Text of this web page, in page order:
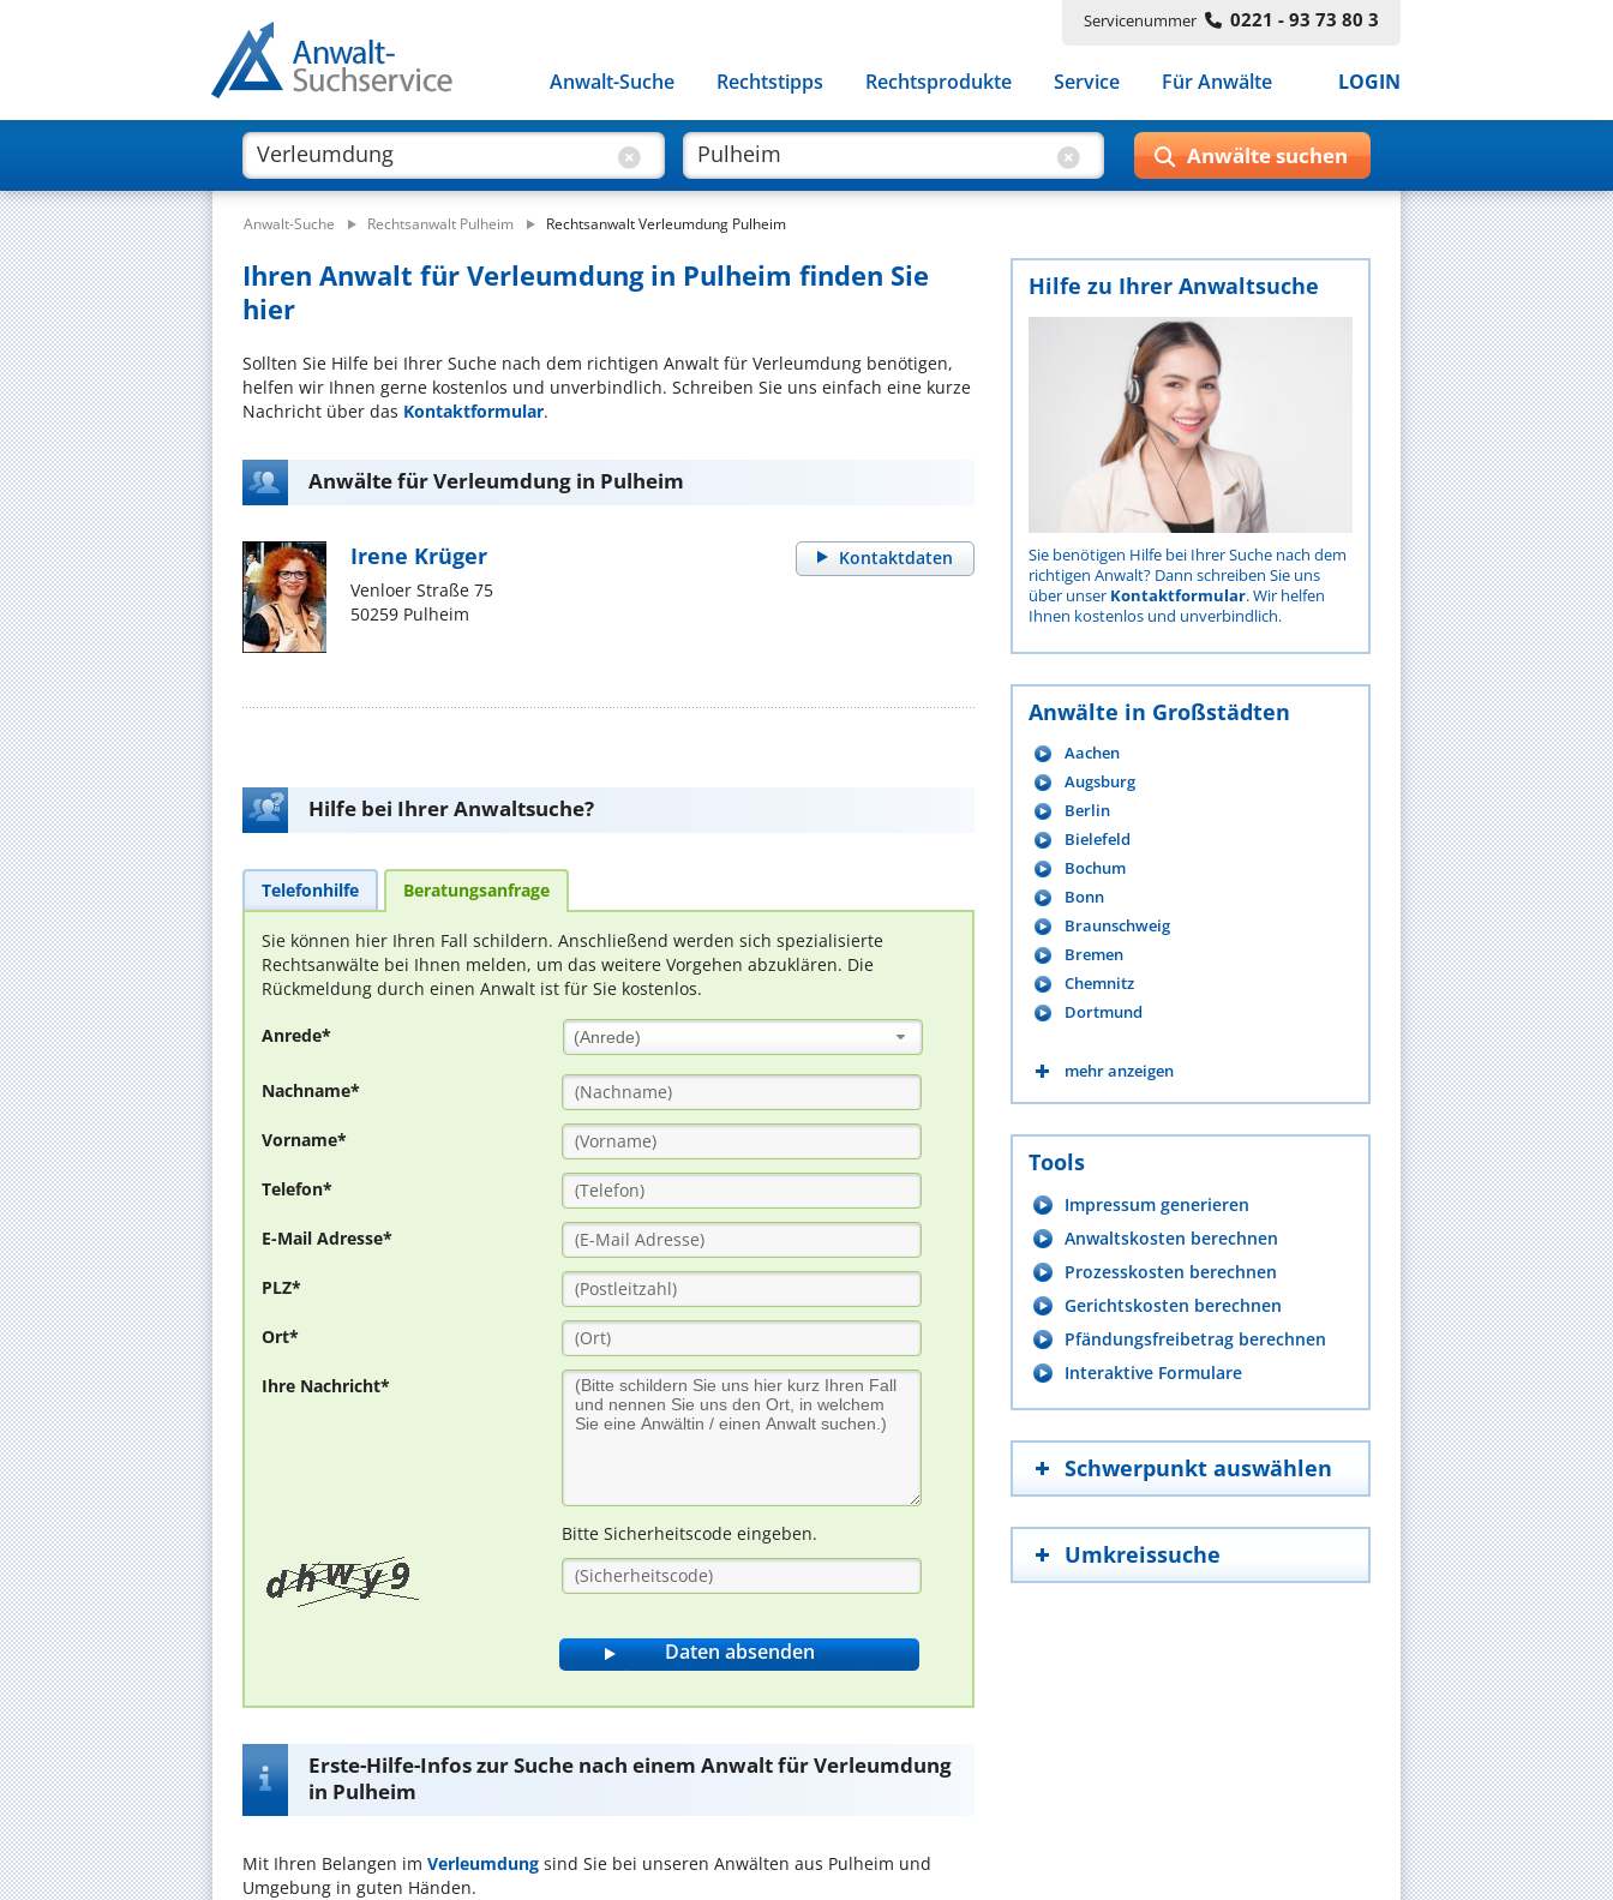
Servicenummer 0221 - 93 73 80 3
Anwalt-Suche Rechtstipps Rechtsprodukte Service Für Anwälte LOGIN
Anwalt-Suche Rechtsanwalt Pulheim Rechtsanwalt Verleumdung Pulheim
Ihren Anwalt für Verleumdung in Pulheim finden Sie
hier
Sollten Sie Hilfe bei Ihrer Suche nach dem richtigen Anwalt für Verleumdung benötigen,
helfen wir Ihnen gerne kostenlos und unverbindlich. Schreiben Sie uns einfach eine kurze
Nachricht über das Kontaktformular.
Anwälte für Verleumdung in Pulheim
Kontaktdaten
Irene Krüger
Venloer Straße 75
50259 Pulheim
Hilfe bei Ihrer Anwaltsuche?
Telefonhilfe Beratungsanfrage
Sie können hier Ihren Fall schildern. Anschließend werden sich spezialisierte
Rechtsanwälte bei Ihnen melden, um das weitere Vorgehen abzuklären. Die
Rückmeldung durch einen Anwalt ist für Sie kostenlos.
Anrede* (Anrede)
Nachname*
Vorname*
Telefon*
E-Mail Adresse*
PLZ*
Ort*
Ihre Nachricht*
Bitte Sicherheitscode eingeben.
Erste-Hilfe-Infos zur Suche nach einem Anwalt für Verleumdung
in Pulheim
Mit Ihren Belangen im Verleumdung sind Sie bei unseren Anwälten aus Pulheim und
Umgebung in guten Händen.
Hilfe zu Ihrer Anwaltsuche
Sie benötigen Hilfe bei Ihrer Suche nach dem
richtigen Anwalt? Dann schreiben Sie uns
über unser Kontaktformular. Wir helfen
Ihnen kostenlos und unverbindlich.
Anwälte in Großstädten
Aachen
Augsburg
Berlin
Bielefeld
Bochum
Bonn
Braunschweig
Bremen
Chemnitz
Dortmund
mehr anzeigen
Tools
Impressum generieren
Anwaltskosten berechnen
Prozesskosten berechnen
Gerichtskosten berechnen
Pfändungsfreibetrag berechnen
Interaktive Formulare
Schwerpunkt auswählen
Umkreissuche